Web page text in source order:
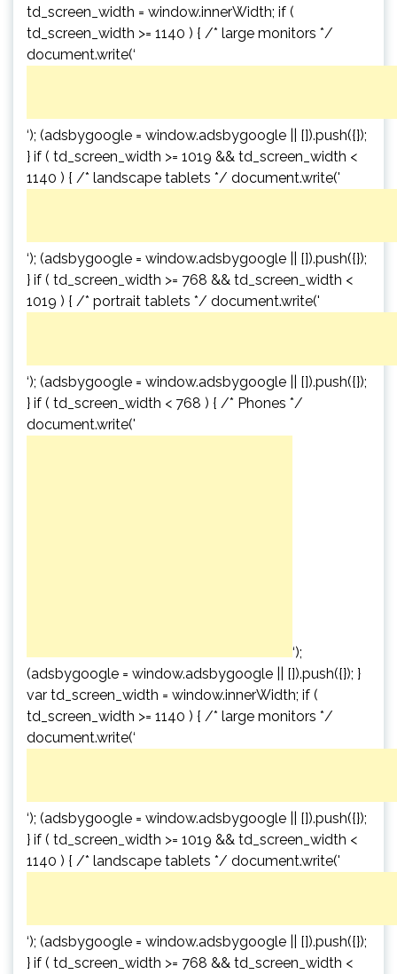
td_screen_width = window.innerWidth; if (
td_screen_width >= 1140 ) { /* large monitors */
document.write(‘
‘); (adsbygoogle = window.adsbygoogle || []).push({});
} if ( td_screen_width >= 1019 && td_screen_width <
1140 ) { /* landscape tablets */ document.write('
‘); (adsbygoogle = window.adsbygoogle || []).push({});
} if ( td_screen_width >= 768 && td_screen_width <
1019 ) { /* portrait tablets */ document.write('
‘); (adsbygoogle = window.adsbygoogle || []).push({});
} if ( td_screen_width < 768 ) { /* Phones */
document.write('
‘);
(adsbygoogle = window.adsbygoogle || []).push({}); }
var td_screen_width = window.innerWidth; if (
td_screen_width >= 1140 ) { /* large monitors */
document.write(‘
‘); (adsbygoogle = window.adsbygoogle || []).push({});
} if ( td_screen_width >= 1019 && td_screen_width <
1140 ) { /* landscape tablets */ document.write('
‘); (adsbygoogle = window.adsbygoogle || []).push({});
} if ( td_screen_width >= 768 && td_screen_width <